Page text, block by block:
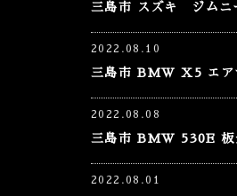
三島市 スズキ ジム
2022.08.10
三島市 BMW X5 エア
2022.08.08
三島市 BMW 530E 板
2022.08.01